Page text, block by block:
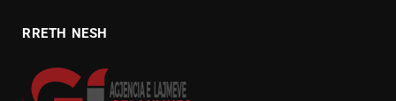
RRETH NESH